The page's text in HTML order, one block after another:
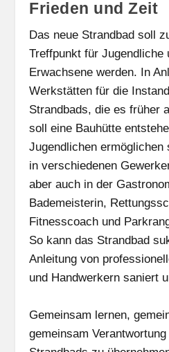
Frieden und Zeit
Das neue Strandbad soll
Treffpunkt für Jugendliche
Erwachsene werden. In
Werkstätten für die
Strandbads, die es früher
soll eine Bauhütte
Jugendlichen ermöglichen
in verschiedenen
aber auch in der
Bademeisterin,
Fitnesscoach und
So kann das Strandbad
Anleitung von
und Handwerkern saniert
Gemeinsam lernen,
gemeinsam